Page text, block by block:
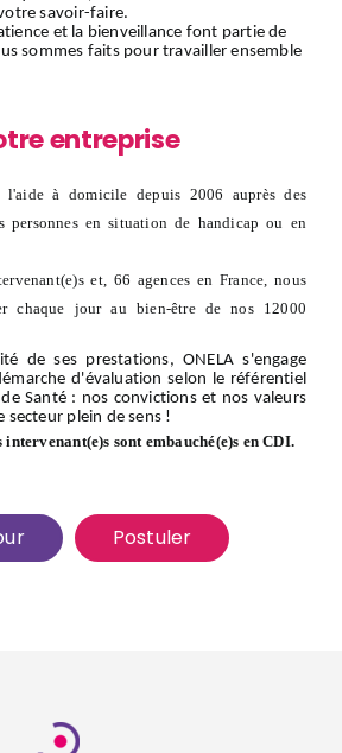
savoir-faire.
et la bienveillance font partie de
sommes faits pour travailler ensemble
entreprise
l'aide à domicile depuis 2006 auprès des
personnes en situation de handicap ou en
et, 66 agences en France, nous
chaque jour au bien-être de nos 12000
de ses prestations, ONELA s'engage
d'évaluation selon le référentiel
Santé : nos convictions et nos valeurs
secteur plein de sens !
sont embauché(e)s en CDI.
Postuler